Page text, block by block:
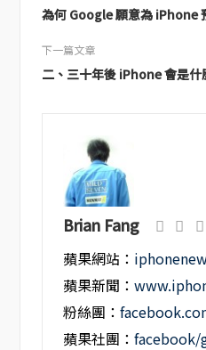
為何 Google 願意為 iPhone
下一篇文章
二、三十年後 iPhone 會是什
Brian Fang
蘋果網站：
蘋果新聞：
粉絲團：
蘋果社團：facebook/